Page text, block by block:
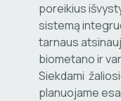
poreikius
sistemą
tarnaus
biometano ir
Siekdami
planuojame